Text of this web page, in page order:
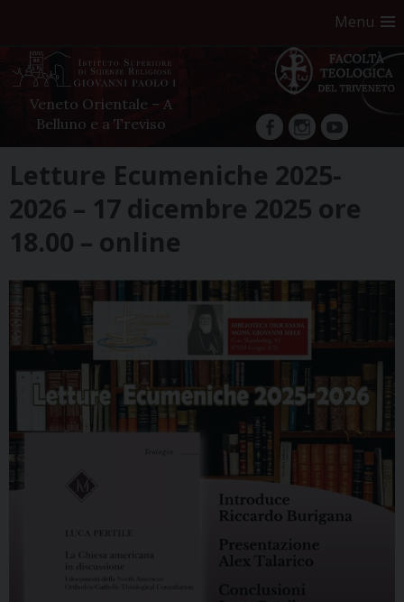
Menu
Veneto Orientale – A
Belluno e a Treviso
facebookInstagram
YouTube
content
Letture Ecumeniche 2025-
2026 – 17 dicembre 2025 ore
18.00 – online